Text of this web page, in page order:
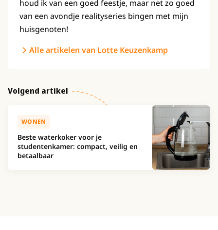
houd ik van een goed feestje, maar net zo goed
van een avondje realityseries bingen met mijn
huisgenoten!
Alle artikelen van Lotte Keuzenkamp
Volgend artikel
WONEN
Beste waterkoker voor je
studentenkamer: compact, veilig en
betaalbaar